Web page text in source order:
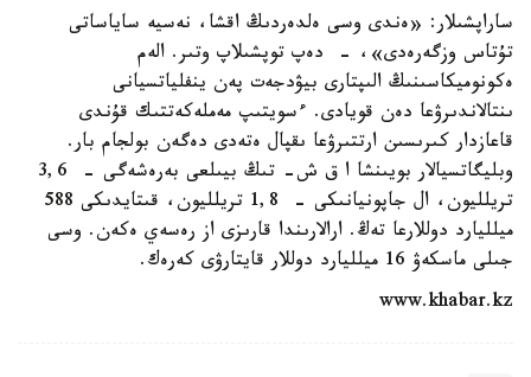
ساراپشىلار: «ەندى وسى ەلدەردىڭ اقشا، نەسيە ساياساتى
تۇتاس وزگەرەدى»، - دەپ توپشىلاپ وتىر. الەم
ەكونوميكاسىنىڭ الىپتارى بيۋدجەت پەن ينفلياتسيانى
ىنتالاندىرۋعا دەن قويادى. ءسويتىپ مەملەكەتتىك قۇندى
قاعازدار كىرىسىن ارتتىرۋعا ىقپال ەتەدى دەگەن بولجام بار.
وبليگاتسيالار بويىنشا ا ق ش- تىڭ بيىلعى بەرەشەگى - 3,6
تريلليون، ال جاپونيانىكى - 1,8 تريلليون، قىتايدىكى 588
ميلليارد دوللارعا تەڭ. ارالارىندا قارىزى از رەسەي ەكەن. وسى
جىلى ماسكەۋ 16 ميلليارد دوللار قايتارۋى كەرەك.
www.khabar.kz